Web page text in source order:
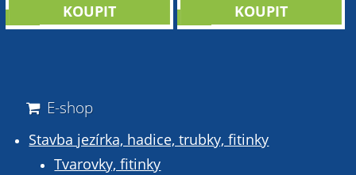
E-shop
Stavba jezírka, hadice, trubky, fitinky
Tvarovky, fitinky